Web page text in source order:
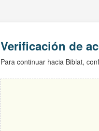
Verificación de
Para continuar hacia Biblat,